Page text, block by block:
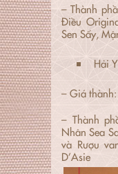
– Thành
Điều
Sen Sấy,
Hải
– Giá thành:
– Thành
Nhân Sea
và Rượu
D’Asie